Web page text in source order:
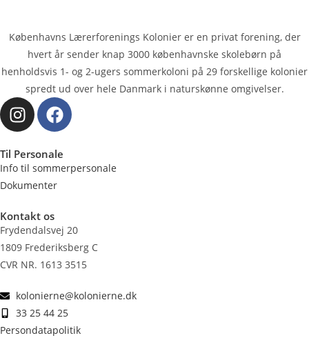
Københavns Lærerforenings Kolonier er en privat forening, der
hvert år sender knap 3000 køben­havnske skolebørn på
henholdsvis 1- og 2-ugers sommerkoloni på 29 forskellige kolonier
spredt ud over hele Danmark i naturskønne omgivelser.
Til Personale
Info til sommerpersonale
Dokumenter
Kontakt os
Frydendalsvej 20
1809 Frederiksberg C
CVR NR. 1613 3515
kolonierne@kolonierne.dk
33 25 44 25
Persondatapolitik